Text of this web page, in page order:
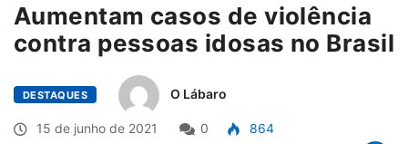
Aumentam casos de violência
contra pessoas idosas no Brasil
DESTAQUES O Lábaro
15 de junho de 2021 0
864